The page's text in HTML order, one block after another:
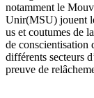
notamment le
Unir(MSU) jouent
us et coutumes de
de conscientisation
différents secteurs
preuve de